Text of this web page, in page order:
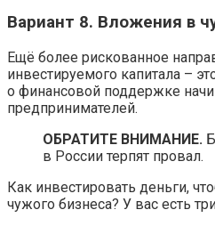
Вариант 8. Вложения в
Ещё более рискованное
инвестируемого капитала –
о финансовой поддержке
предпринимателей.
ОБРАТИТЕ ВНИМАНИЕ.
в России терпят провал.
Как инвестировать деньги,
чужого бизнеса? У вас есть